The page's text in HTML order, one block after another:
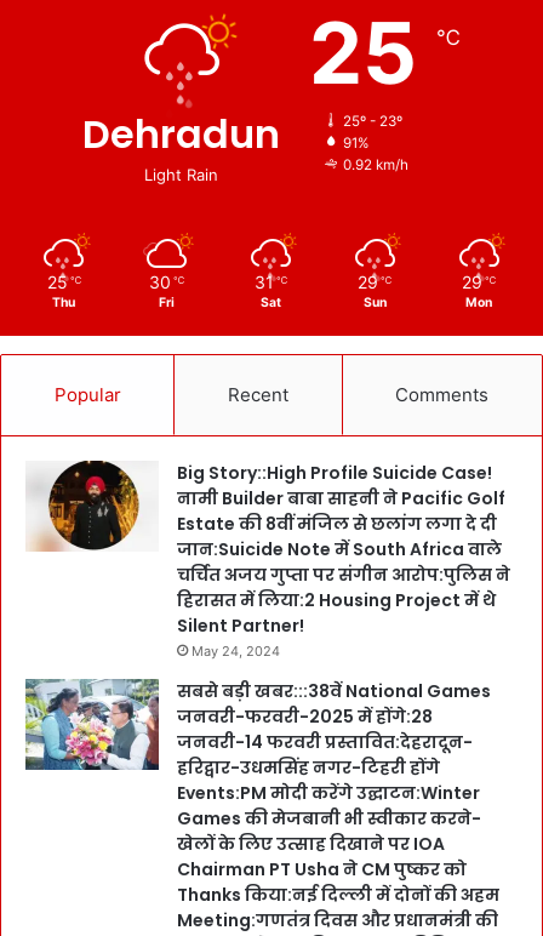
Dehradun
Light Rain
25 ℃
25º - 23º
91%
0.92 km/h
25 ℃
Thu
30 ℃
Fri
31 ℃
Sat
29 ℃
Sun
29 ℃
Mon
Popular Recent Comments
Big Story::High Profile Suicide Case!
नामी Builder बाबा साहनी ने Pacific Golf
Estate की 8वीं मंजिल से छलांग लगा दे दी
जान:Suicide Note में South Africa वाले
चर्चित अजय गुप्ता पर संगीन आरोप:पुलिस ने
हिरासत में लिया:2 Housing Project में थे
Silent Partner!
May 24, 2024
सबसे बड़ी खबर:::38वें National Games
जनवरी-फरवरी-2025 में होंगे:28
जनवरी-14 फरवरी प्रस्तावित:देहरादून-
हरिद्वार-उधमसिंह नगर-टिहरी होंगे
Events:PM मोदी करेंगे उद्घाटन:Winter
Games की मेजबानी भी स्वीकार करने-
खेलों के लिए उत्साह दिखाने पर IOA
Chairman PT Usha ने CM पुष्कर को
Thanks किया:नई दिल्ली में दोनों की अहम
Meeting:गणतंत्र दिवस और प्रधानमंत्री की